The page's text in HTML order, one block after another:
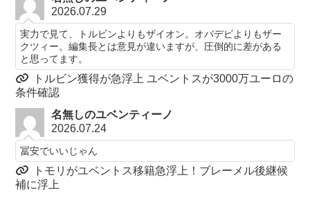
2026.07.29
実力で見て、トルビンよりもザイオン。オバデビよりもザー
クツィー。編集長とは意見が違いますが、圧倒的に差がある
と思ってます。
トルビン獲得が急浮上 ユベントスが3000万ユーロの
条件確認
名無しのユベンティーノ
2026.07.24
冨安でいいじゃん
トモリがユベントス移籍急浮上！ブレーメル後継候
補に浮上